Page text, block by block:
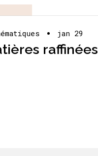
jan 29
raffinées